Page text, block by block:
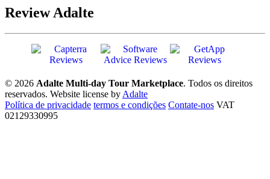
Review Adalte
© 2026 Adalte Multi-day Tour Marketplace. Todos os direitos
reservados. Website license by Adalte
Política de privacidade termos e condições Contate-nos VAT
02129330995